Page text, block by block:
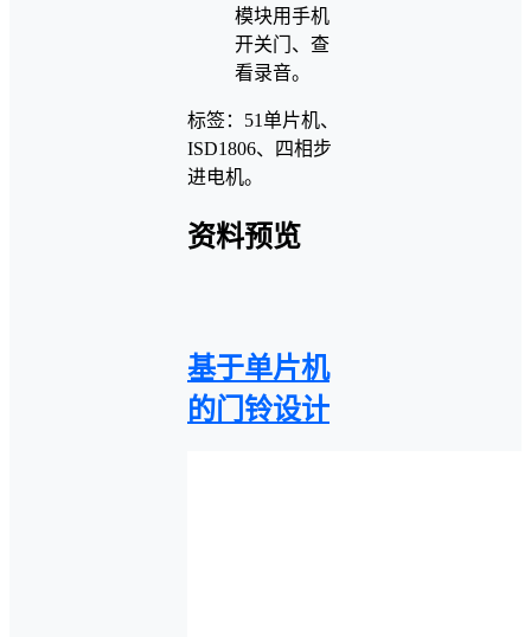
模块用手机
开关门、查
看录音。
标签：51单片机、
ISD1806、四相步
进电机。
资料预览
基于单片机
的门铃设计